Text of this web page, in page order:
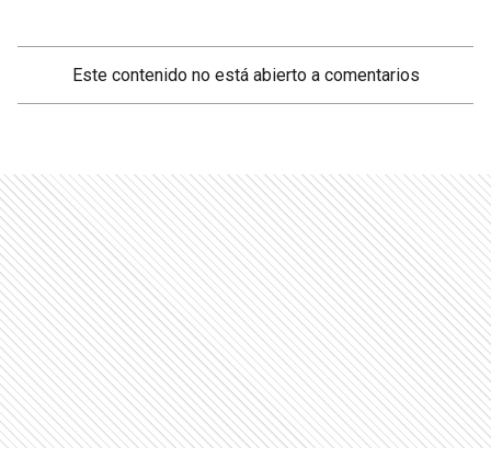
Este contenido no está abierto a comentarios